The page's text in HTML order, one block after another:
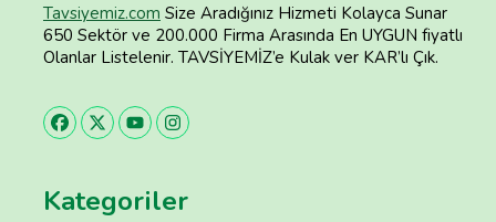
Tavsiyemiz.com Size Aradığınız Hizmeti Kolayca Sunar
650 Sektör ve 200.000 Firma Arasında En UYGUN fiyatlı
Olanlar Listelenir. TAVSİYEMİZ’e Kulak ver KAR’lı Çık.
Kategoriler